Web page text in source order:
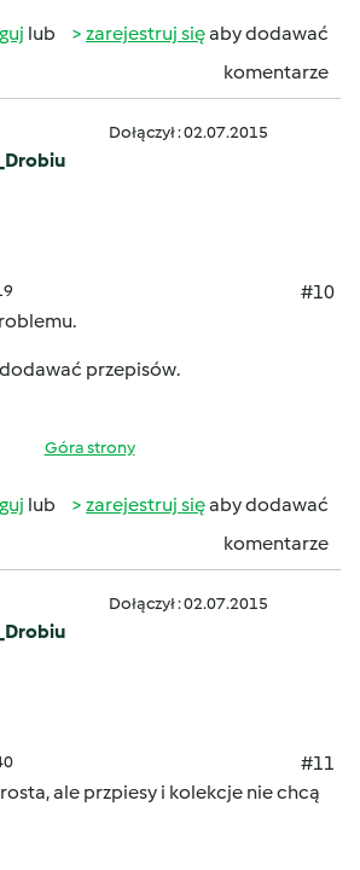
lub zarejestruj sięaby dodawać
komentarze
Dołączył : 02.07.2015
#10
przepisów.
Góra strony
lub zarejestruj sięaby dodawać
komentarze
Dołączył : 02.07.2015
#11
ale przpiesy i kolekcje nie chcą